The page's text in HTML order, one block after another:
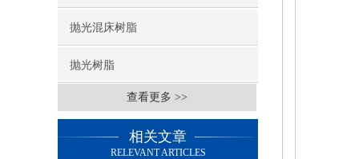
抛光混床树脂
抛光树脂
查看更多 >>
相关文章
RELEVANT ARTICLES